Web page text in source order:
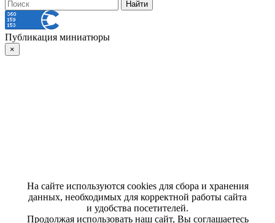
Публикация миниатюры
×
На сайте используются cookies для сбора и хранения
данных, необходимых для корректной работы сайта
и удобства посетителей.
Продолжая использовать наш сайт, Вы соглашаетесь